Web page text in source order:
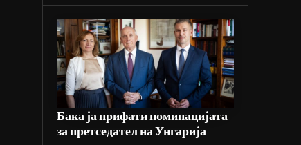
Бака ја прифати номинацијата
за претседател на Унгарија